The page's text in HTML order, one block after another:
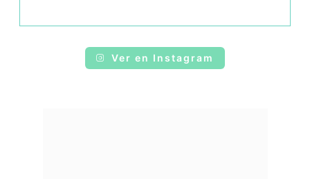
Ver en Instagram